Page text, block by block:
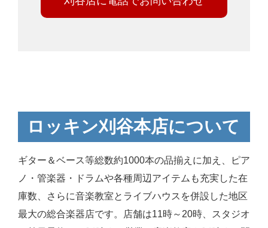
ロッキン刈谷本店について
ギター＆ベース等総数約1000本の品揃えに加え、ピア
ノ・管楽器・ドラムや各種周辺アイテムも充実した在
庫数、さらに音楽教室とライブハウスを併設した地区
最大の総合楽器店です。店舗は11時～20時、スタジオ